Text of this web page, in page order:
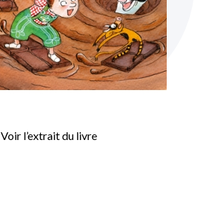
Voir l’extrait du livre